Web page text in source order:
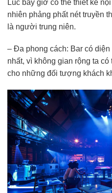
Lúc bấy giờ có thể thiết kế
nhiên phảng phất nét truyền
là người trung niên.
– Đa phong cách: Bar có
nhất, vì không gian rộng ta
cho những đối tượng khách